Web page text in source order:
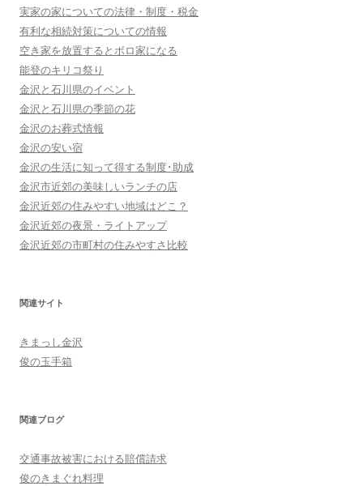
実家の家についての法律・制度・税金
有利な相続対策についての情報
空き家を放置するとボロ家になる
能登のキリコ祭り
金沢と石川県のイベント
金沢と石川県の季節の花
金沢のお葬式情報
金沢の安い宿
金沢の生活に知って得する制度･助成
金沢市近郊の美味しいランチの店
金沢近郊の住みやすい地域はどこ？
金沢近郊の夜景・ライトアップ
金沢近郊の市町村の住みやすさ比較
関連サイト
きまっし金沢
俊の玉手箱
関連ブログ
交通事故被害における賠償請求
俊のきまぐれ料理